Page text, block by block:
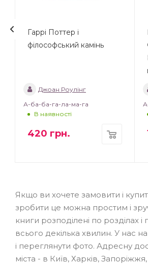
Гаррі Поттер і
філософський камінь
Джоан Роулінг
А-ба-ба-га-ла-ма-га
В наявності
420 грн.
Якщо ви хочете замовити і
зробити це можна простим і
книги розподілені по розділах
всього декілька хвилин. У нас
і переглянути фото. Адресну
міста - в Київ, Харків,